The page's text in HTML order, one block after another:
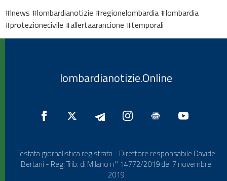
#lnews #lombardianotizie #regionelombardia #lombardia
#protezionecivile #allertaarancione #temporali
lombardianotizie.Online
Testata giornalistica registrata - Direttore responsabile Davide
Bertani - Reg. Trib. di Milano n° 14772/2019 del 7 novembre
2019